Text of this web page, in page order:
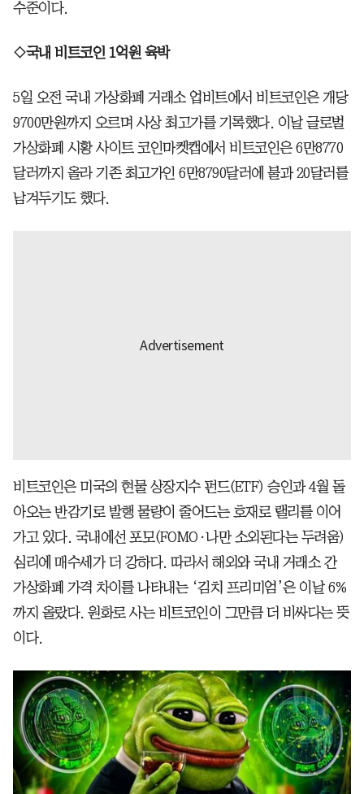
수준이다.
◇국내 비트코인 1억원 육박
5일 오전 국내 가상화폐 거래소 업비트에서 비트코인은 개당
9700만원까지 오르며 사상 최고가를 기록했다. 이날 글로벌
가상화폐 시황 사이트 코인마켓캡에서 비트코인은 6만8770
달러까지 올라 기존 최고가인 6만8790달러에 불과 20달러를
남겨두기도 했다.
비트코인은 미국의 현물 상장지수 펀드(ETF) 승인과 4월 돌
아오는 반감기로 발행 물량이 줄어드는 호재로 랠리를 이어
가고 있다. 국내에선 포모(FOMO·나만 소외된다는 두려움)
심리에 매수세가 더 강하다. 따라서 해외와 국내 거래소 간
가상화폐 가격 차이를 나타내는 ‘김치 프리미엄’은 이날 6%
까지 올랐다. 원화로 사는 비트코인이 그만큼 더 비싸다는 뜻
이다.